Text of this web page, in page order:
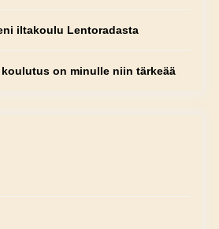
iltakoulu Lentoradasta
on minulle niin tärkeää